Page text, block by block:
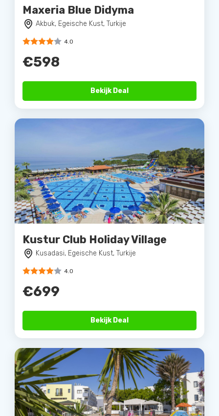
Maxeria Blue Didyma
Akbuk, Egeische Kust, Turkije
4.0
€598
Bekijk Deal
Kustur Club Holiday Village
Kusadasi, Egeische Kust, Turkije
4.0
€699
Bekijk Deal